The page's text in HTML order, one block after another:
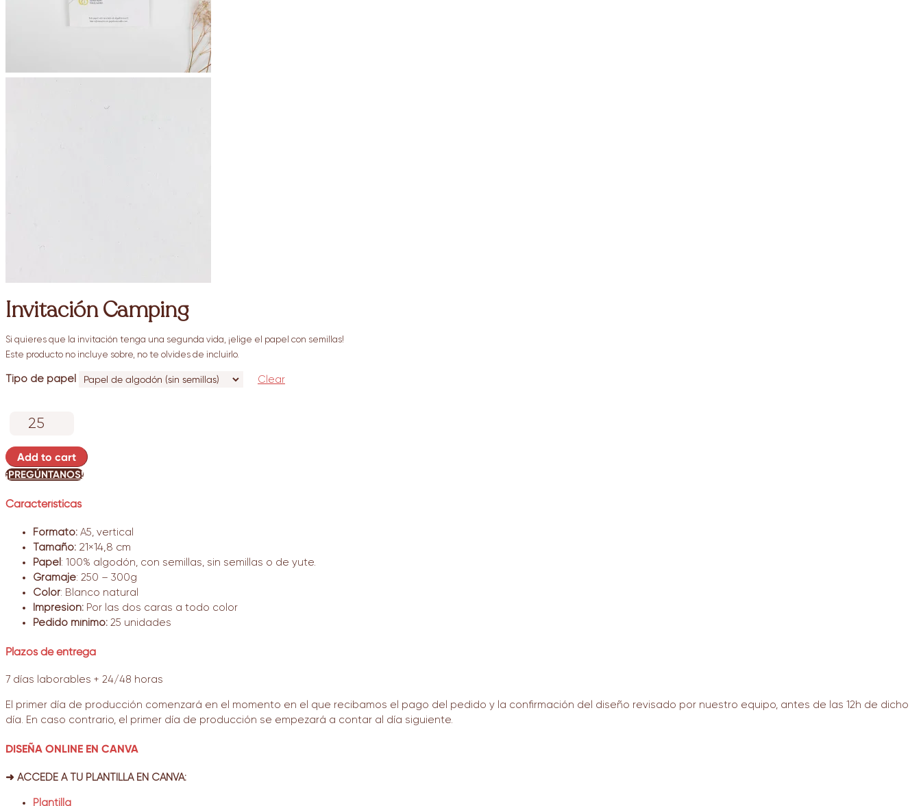
Invitación Camping
Si quieres que la invitación tenga una segunda vida, ¡elige el papel con semillas!
Este producto no incluye sobre, no te olvides de incluirlo.
Tipo de papel Clear
Camping
Add to cart
¡PREGÚNTANOS!
Características
Formato: A5, vertical
Tamaño: 21×14,8 cm
Papel : 100% algodón, con semillas, sin semillas o de yute.
Gramaje: 250 – 300g
Color: Blanco natural
Impresión: Por las dos caras a todo color
Pedido mínimo: 25 unidades
Plazos de entrega
7 días laborables + 24/48 horas
El primer día de producción comenzará en el momento en el que recibamos el pago del pedido y la confirmación del diseño revisado por nuestro equipo, antes de las 12h de dicho
día. En caso contrario, el primer día de producción se empezará a contar al día siguiente.
DISEÑA ONLINE EN CANVA
➜ ACCEDE A TU PLANTILLA EN CANVA:
Plantilla